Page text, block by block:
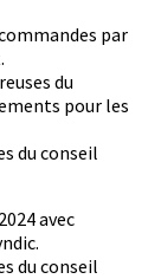
par
du
pour les
du conseil
avec
du conseil